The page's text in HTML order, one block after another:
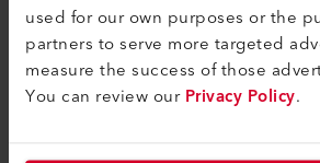
used for our own purposes or the
partners to serve more targeted
measure the success of those
You can review ourPrivacy Policy.
KOMPATIBEL
Perfekt für diese